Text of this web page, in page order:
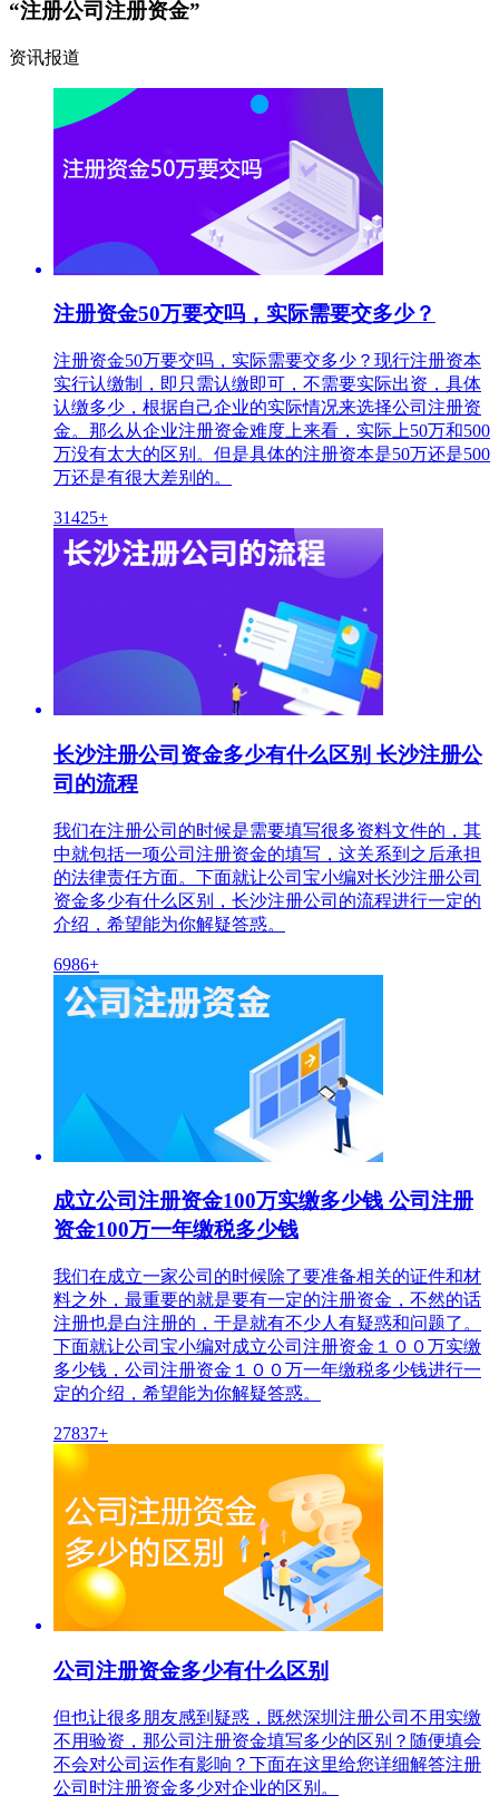
“注册公司注册资金”
资讯报道
注册资金50万要交吗，实际需要交多少？
注册资金50万要交吗，实际需要交多少？现行注册资本
实行认缴制，即只需认缴即可，不需要实际出资，具体
认缴多少，根据自己企业的实际情况来选择公司注册资
金。那么从企业注册资金难度上来看，实际上50万和500
万没有太大的区别。但是具体的注册资本是50万还是500
万还是有很大差别的。
31425+
长沙注册公司资金多少有什么区别 长沙注册公
司的流程
我们在注册公司的时候是需要填写很多资料文件的，其
中就包括一项公司注册资金的填写，这关系到之后承担
的法律责任方面。下面就让公司宝小编对长沙注册公司
资金多少有什么区别，长沙注册公司的流程进行一定的
介绍，希望能为你解疑答惑。
6986+
成立公司注册资金100万实缴多少钱 公司注册
资金100万一年缴税多少钱
我们在成立一家公司的时候除了要准备相关的证件和材
料之外，最重要的就是要有一定的注册资金，不然的话
注册也是白注册的，于是就有不少人有疑惑和问题了。
下面就让公司宝小编对成立公司注册资金１００万实缴
多少钱，公司注册资金１００万一年缴税多少钱进行一
定的介绍，希望能为你解疑答惑。
27837+
公司注册资金多少有什么区别
但也让很多朋友感到疑惑，既然深圳注册公司不用实缴
不用验资，那公司注册资金填写多少的区别？随便填会
不会对公司运作有影响？下面在这里给您详细解答注册
公司时注册资金多少对企业的区别。